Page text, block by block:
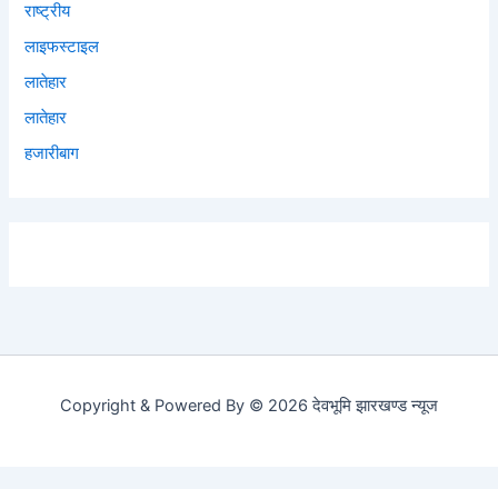
राष्ट्रीय
लाइफस्टाइल
लातेहार
लातेहार
हजारीबाग
Copyright & Powered By © 2026 देवभूमि झारखण्ड न्यूज